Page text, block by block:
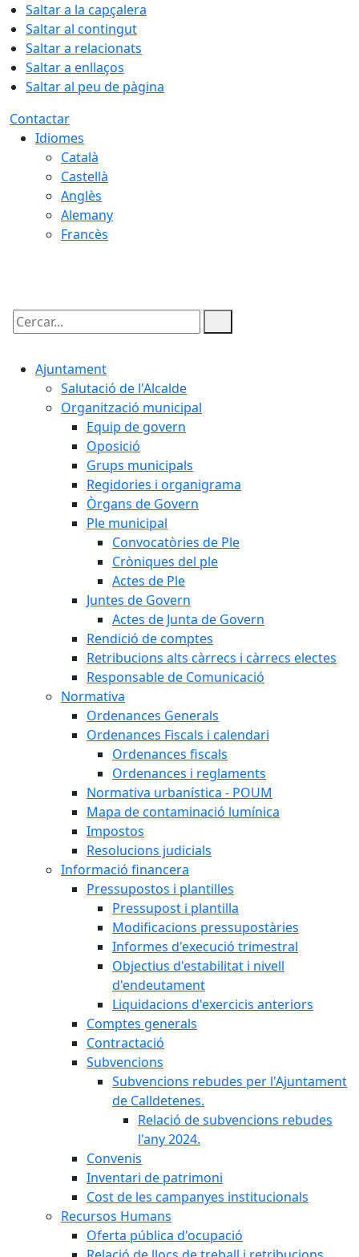
Saltar a la capçalera
Saltar al contingut
Saltar a relacionats
Saltar a enllaços
Saltar al peu de pàgina
Contactar
Idiomes
Català
Castellà
Anglès
Alemany
Francès
Cercar:
Ajuntament
Salutació de l'Alcalde
Organització municipal
Equip de govern
Oposició
Grups municipals
Regidories i organigrama
Òrgans de Govern
Ple municipal
Convocatòries de Ple
Cròniques del ple
Actes de Ple
Juntes de Govern
Actes de Junta de Govern
Rendició de comptes
Retribucions alts càrrecs i càrrecs electes
Responsable de Comunicació
Normativa
Ordenances Generals
Ordenances Fiscals i calendari
Ordenances fiscals
Ordenances i reglaments
Normativa urbanística - POUM
Mapa de contaminació lumínica
Impostos
Resolucions judicials
Informació financera
Pressupostos i plantilles
Pressupost i plantilla
Modificacions pressupostàries
Informes d'execució trimestral
Objectius d'estabilitat i nivell
d'endeutament
Liquidacions d'exercicis anteriors
Comptes generals
Contractació
Subvencions
Subvencions rebudes per l'Ajuntament
de Calldetenes.
Relació de subvencions rebudes
l'any 2024.
Convenis
Inventari de patrimoni
Cost de les campanyes institucionals
Recursos Humans
Oferta pública d'ocupació